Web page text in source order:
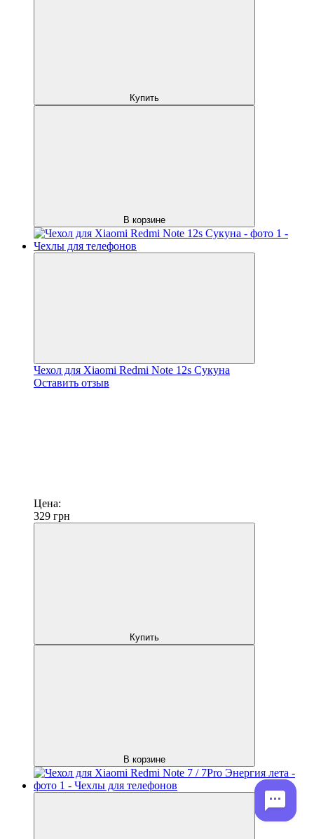
Купить
В корзине
Чехол для Xiaomi Redmi Note 12s Сукуна
Оставить отзыв
Цена:
329 грн
Купить
В корзине